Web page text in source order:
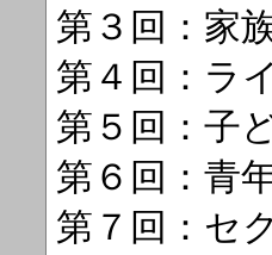
第３回：家
第４回：ラ
第５回：子
第６回：青
第７回：セ